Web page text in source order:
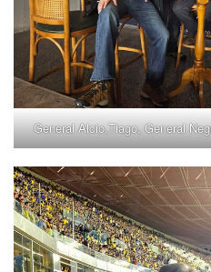
General Alcio,Tiago, General